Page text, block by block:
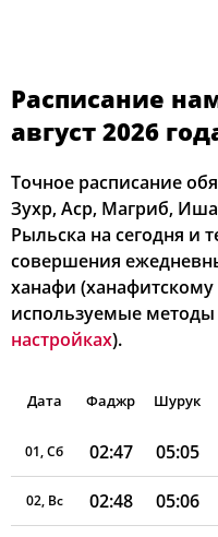
Расписание
август 2026
Точное расписание
Зухр, Аср, Магриб,
Рыльска на сегодня и
совершения
ханафи
используемые
настройках).
Дата Фаджр Шурук
01, Сб 02:47 05:05
02, Вс 02:48 05:06